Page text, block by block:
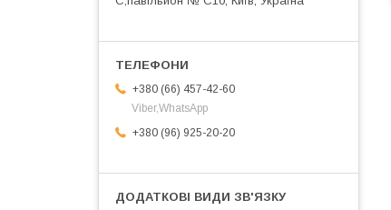
+380 (66) 457-42-60
Viber,WhatsApp
+380 (96) 925-20-20